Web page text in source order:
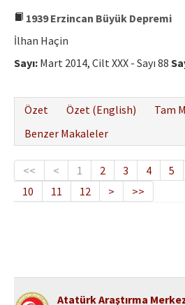
1939 Erzincan Büyük Depremi
İlhan Haçin
Sayı: Mart 2014, Cilt XXX - Sayı 88
Özet
Özet (English) Tam
Benzer Makaleler
<< < 1 2 3 4 5
10
11 12 > >>
Atatürk Araştırma